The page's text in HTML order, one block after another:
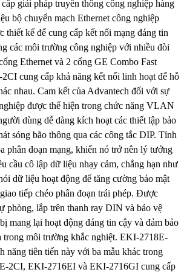
giải pháp truyền thông công nghiệp hàng
bộ chuyển mạch Ethernet công nghiệp
kế để cung cấp kết nối mạng đáng tin
các môi trường công nghiệp với nhiều đòi
Ethernet và 2 cổng GE Combo Fast
cung cấp khả năng kết nối linh hoạt để hỗ
nhau. Cam kết của Advantech đối với sự
được thể hiện trong chức năng VLAN
dùng dễ dàng kích hoạt các thiết lập bảo
sóng bão thông qua các công tắc DIP. Tính
phân đoạn mạng, khiến nó trở nên lý tưởng
cầu cô lập dữ liệu nhạy cảm, chẳng hạn như
dữ liệu hoạt động để tăng cường bảo mật
tiếp chéo phân đoạn trái phép. Được
phòng, lắp trên thanh ray DIN và bảo vệ
mang lại hoạt động đáng tin cậy và đảm bảo
trong môi trường khắc nghiệt. EKI-2718E-
năng tiên tiến này với ba mẫu khác trong
2CI, EKI-2716EI và EKI-2716GI cung cấp